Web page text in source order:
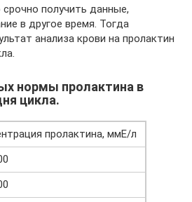
получить данные,
в другое время. Тогда
анализа крови на пролактин
нормы пролактина в
цикла.
пролактина, ммЕ/л